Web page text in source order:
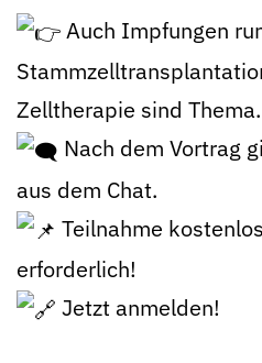
Auch Impfungen
Zelltherapie sind Thema.
Nach dem Vortrag
aus dem Chat.
Teilnahme
erforderlich!
Jetzt anmelden!